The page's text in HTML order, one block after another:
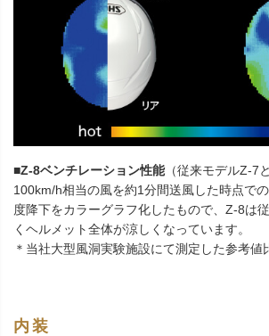
■Z-8ベンチレーション性能（従来モデルZ-7
100km/h相当の風を約1分間送風した時点で
度降下をカラーグラフ化したもので、Z-8は
くヘルメット全体が涼しくなっています。
＊当社大型風洞実験施設にて測定した参考値
内装